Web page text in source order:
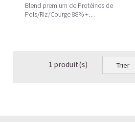
Blend premium de Protéines de
Pois/Riz/Courge 88% +
1 produit(s) Trier